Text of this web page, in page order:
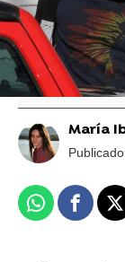
María
Whatsapp X